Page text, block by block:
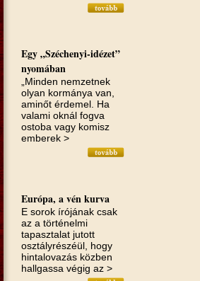
Egy „Széchenyi-idézet”
nyomában
„Minden nemzetnek
olyan kormánya van,
aminőt érdemel. Ha
valami oknál fogva
ostoba vagy komisz
emberek >
Európa, a vén kurva
E sorok írójának csak
az a törté­nelmi
tapasztalat jutott
osztályrészéül, hogy
hintalovazás közben
hallgassa végig az >